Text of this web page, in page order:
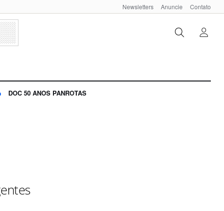
Newsletters Anuncie Contato
DOC 50 ANOS PANROTAS